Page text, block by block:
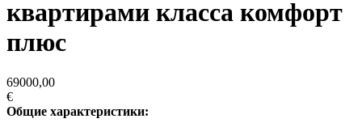
квартирами класса комфорт
плюс
69000,00
€
Общие характеристики: